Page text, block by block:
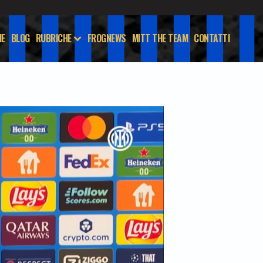
BLOG RUBRICHE FROGNEWS MITT THE TEAM CONTATTI